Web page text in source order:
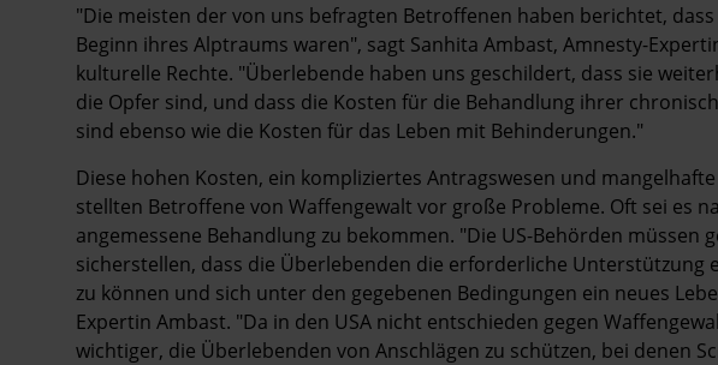
"Die meisten der von uns befragten Betroffenen haben berichtet,
Beginn ihres Alptraums waren", sagt Sanhita Ambast, Amnesty-
kulturelle Rechte. "Überlebende haben uns geschildert, dass sie
die Opfer sind, und dass die Kosten für die Behandlung ihrer
sind ebenso wie die Kosten für das Leben mit Behinderungen."
Diese hohen Kosten, ein kompliziertes Antragswesen und
stellten Betroffene von Waffengewalt vor große Probleme. Oft sei es
angemessene Behandlung zu bekommen. "Die US-Behörden müssen
sicherstellen, dass die Überlebenden die erforderliche Unterstützung
zu können und sich unter den gegebenen Bedingungen ein neues
Expertin Ambast. "Da in den USA nicht entschieden gegen
wichtiger, die Überlebenden von Anschlägen zu schützen, bei denen